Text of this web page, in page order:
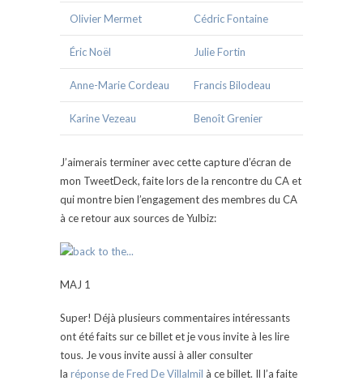
Olivier Mermet Cédric Fontaine
Éric Noël Julie Fortin
Anne-Marie Cordeau Francis Bilodeau
Karine Vezeau Benoît Grenier
J’aimerais terminer avec cette capture d’écran de
mon TweetDeck, faite lors de la rencontre du CA et
qui montre bien l’engagement des membres du CA
à ce retour aux sources de Yulbiz:
MAJ 1
Super! Déjà plusieurs commentaires intéressants
ont été faits sur ce billet et je vous invite à les lire
tous. Je vous invite aussi à aller consulter
la réponse de Fred De Villalmil à ce billet. Il l’a faite